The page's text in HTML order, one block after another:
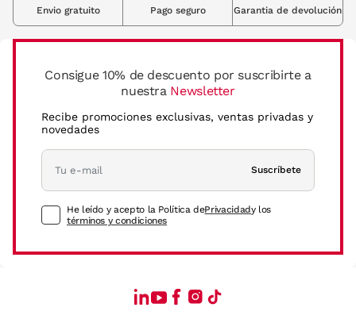
Consigue 10% de descuento por suscribirte a
nuestra Newsletter
Recibe promociones exclusivas, ventas privadas y
novedades
Suscríbete
He leído y acepto la Política dePrivacidady los
términos y condiciones
Envio gratuito Pago seguro Garantia de devolución